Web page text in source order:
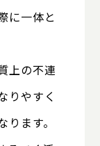
に一体と
上の不連
りやすく
ます。